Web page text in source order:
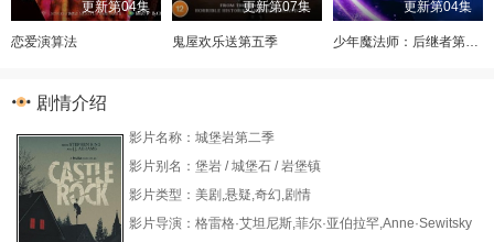
更新第04集
恋爱演算法
更新第07集
鬼屋欢乐送第五季
更新第04集
少年魔法师：后继者第三季
剧情介绍
影片名称：城堡岩第二季
影片别名：堡岩 / 城堡石 / 岩堡镇
影片类型：美剧,悬疑,奇幻,剧情
影片导演：格雷格·艾坦尼斯,菲尔·亚伯拉罕,Anne·Sewitsky